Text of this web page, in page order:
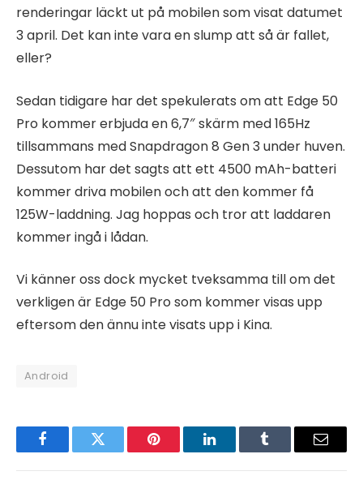
renderingar läckt ut på mobilen som visat datumet
3 april. Det kan inte vara en slump att så är fallet,
eller?
Sedan tidigare har det spekulerats om att Edge 50
Pro kommer erbjuda en 6,7″ skärm med 165Hz
tillsammans med Snapdragon 8 Gen 3 under huven.
Dessutom har det sagts att ett 4500 mAh-batteri
kommer driva mobilen och att den kommer få
125W-laddning. Jag hoppas och tror att laddaren
kommer ingå i lådan.
Vi känner oss dock mycket tveksamma till om det
verkligen är Edge 50 Pro som kommer visas upp
eftersom den ännu inte visats upp i Kina.
Android
FacebookTwitter Pinterest LinkedInTumblr Email